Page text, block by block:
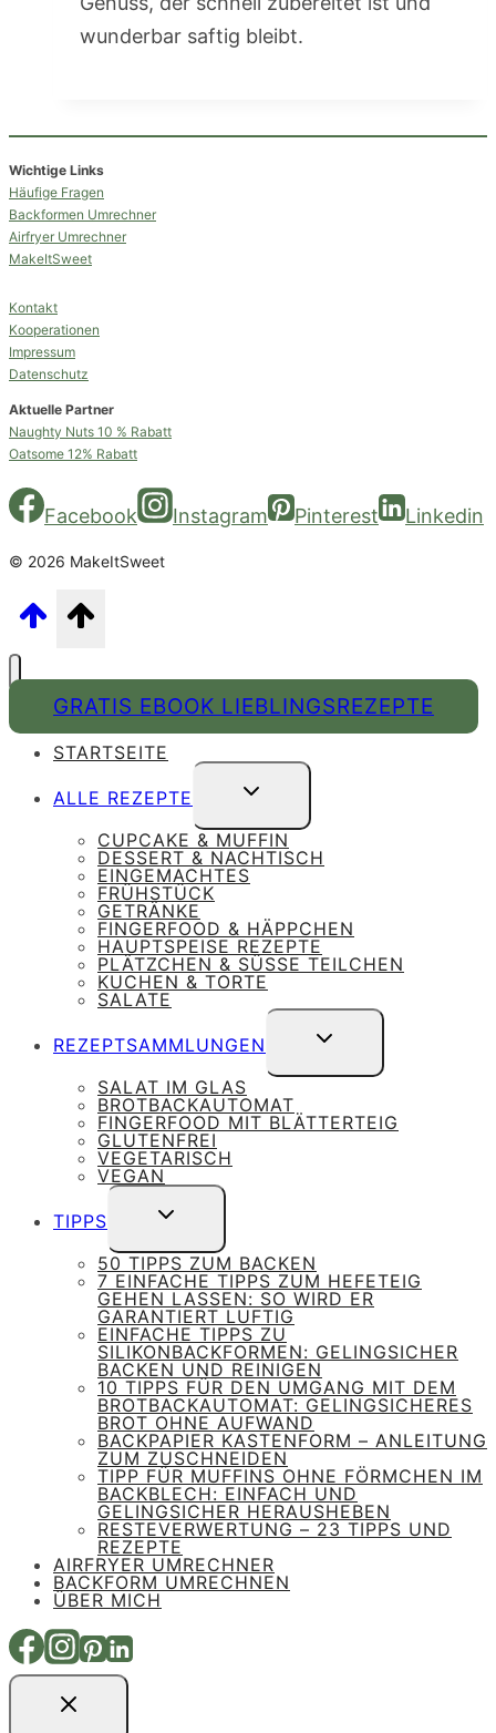
wunderbar saftig bleibt.
Wichtige Links
Häufige Fragen
Backformen Umrechner
Airfryer Umrechner
MakeItSweet
Kontakt
Kooperationen
Impressum
Datenschutz
Aktuelle Partner
Naughty Nuts 10 % Rabatt
Oatsome 12% Rabatt
Facebook Instagram Pinterest Linkedin
© 2026 MakeItSweet
GRATIS EBOOK LIEBLINGSREZEPTE
STARTSEITE
ALLE REZEPTE
UNTERMENÜ
UMSCHALTEN
CUPCAKE & MUFFIN
DESSERT & NACHTISCH
EINGEMACHTES
FRÜHSTÜCK
GETRÄNKE
FINGERFOOD & HÄPPCHEN
HAUPTSPEISE REZEPTE
PLÄTZCHEN & SÜSSE TEILCHEN
KUCHEN & TORTE
SALATE
REZEPTSAMMLUNGEN
UNTERMENÜ
UMSCHALTEN
SALAT IM GLAS
BROTBACKAUTOMAT
FINGERFOOD MIT BLÄTTERTEIG
GLUTENFREI
VEGETARISCH
VEGAN
TIPPS
UNTERMENÜ
UMSCHALTEN
50 TIPPS ZUM BACKEN
7 EINFACHE TIPPS ZUM HEFETEIG
GEHEN LASSEN: SO WIRD ER
GARANTIERT LUFTIG
EINFACHE TIPPS ZU
SILIKONBACKFORMEN: GELINGSICHER
BACKEN UND REINIGEN
10 TIPPS FÜR DEN UMGANG MIT DEM
BROTBACKAUTOMAT: GELINGSICHERES
BROT OHNE AUFWAND
BACKPAPIER KASTENFORM – ANLEITUNG
ZUM ZUSCHNEIDEN
TIPP FÜR MUFFINS OHNE FÖRMCHEN IM
BACKBLECH: EINFACH UND
GELINGSICHER HERAUSHEBEN
RESTEVERWERTUNG – 23 TIPPS UND
REZEPTE
AIRFRYER UMRECHNER
BACKFORM UMRECHNEN
ÜBER MICH